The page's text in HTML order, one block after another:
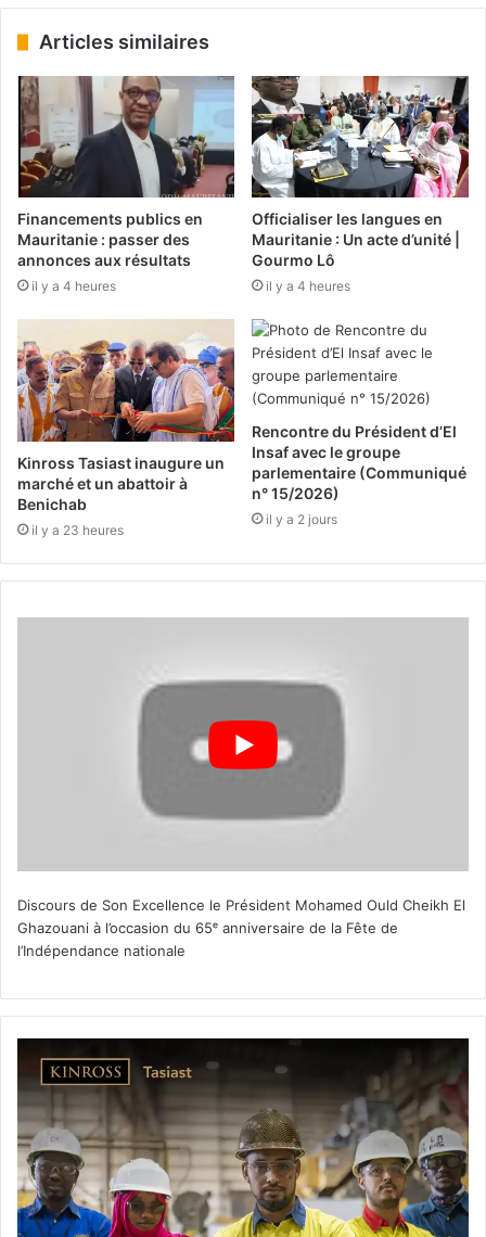
Articles similaires
Financements publics en
Mauritanie : passer des
annonces aux résultats
il y a 4 heures
Officialiser les langues en
Mauritanie : Un acte d’unité |
Gourmo Lô
il y a 4 heures
Kinross Tasiast inaugure un
marché et un abattoir à
Benichab
il y a 23 heures
Rencontre du Président d’El
Insaf avec le groupe
parlementaire (Communiqué
n° 15/2026)
il y a 2 jours
Discours de Son Excellence le Président Mohamed Ould Cheikh El
Ghazouani à l’occasion du 65ᵉ anniversaire de la Fête de
l’Indépendance nationale